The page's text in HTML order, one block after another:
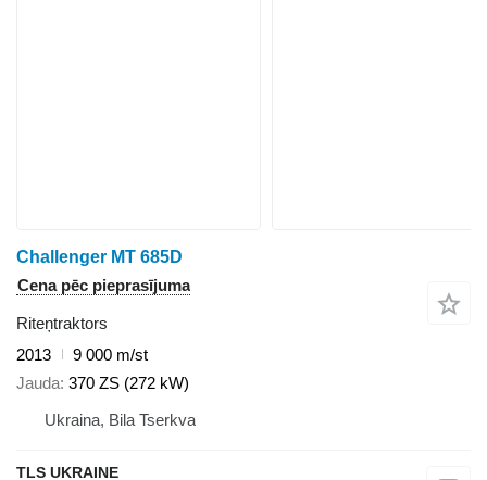
Challenger MT 685D
Cena pēc pieprasījuma
Riteņtraktors
2013
9 000 m/st
Jauda 370 ZS (272 kW)
Ukraina, Bila Tserkva
TLS UKRAINE